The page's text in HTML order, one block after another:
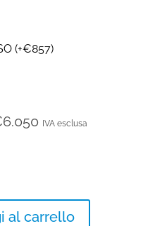
(+€857)
6.050 IVA esclusa
al carrello